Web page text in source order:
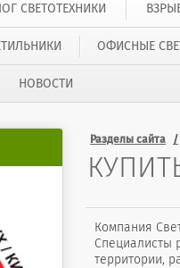
СВЕТОТЕХНИКИ
ОФИСНЫЕ
НОВОСТИ
Разделы сайта
Компания
Специалисты
территории,